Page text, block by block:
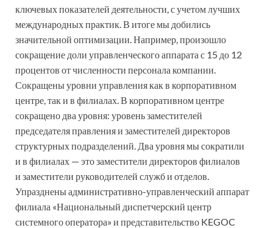
ключевых показателей деятельности, с учетом лучших
международных практик. В итоге мы добились
значительной оптимизации. Например, произошло
сокращение доли управленческого аппарата с 15 до 12
процентов от численности персонала компании.
Сокращены уровни управления как в корпоративном
центре, так и в филиалах. В корпоративном центре
сокращено два уровня: уровень заместителей
председателя правления и заместителей директоров
структурных подразделений. Два уровня мы сократили
и в филиалах — это заместители директоров филиалов
и заместители руководителей служб и отделов.
Упразднены административно-управленческий аппарат
филиала «Национальный диспетчерский центр
системного оператора» и представительство KEGOC